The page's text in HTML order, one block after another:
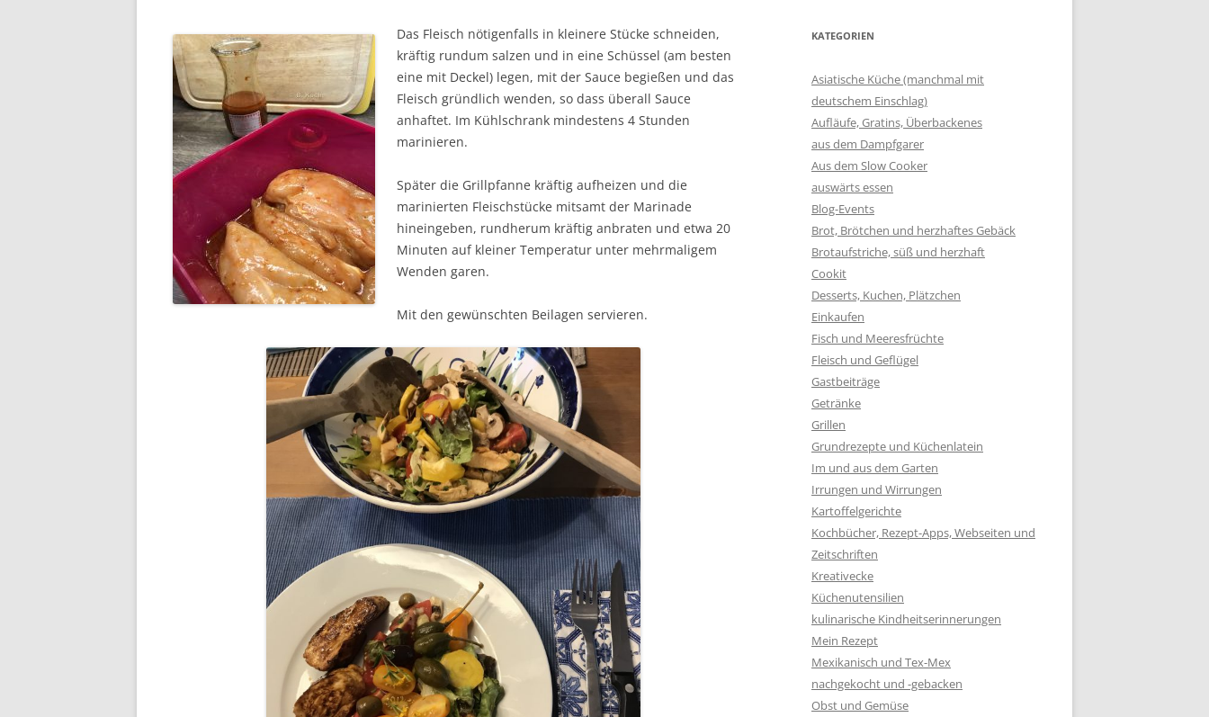
Das Fleisch nötigenfalls in kleinere Stücke schneiden,
kräftig rundum salzen und in eine Schüssel (am besten
eine mit Deckel) legen, mit der Sauce begießen und das
Fleisch gründlich wenden, so dass überall Sauce
anhaftet. Im Kühlschrank mindestens 4 Stunden
marinieren.
Später die Grillpfanne kräftig aufheizen und die
marinierten Fleischstücke mitsamt der Marinade
hineingeben, rundherum kräftig anbraten und etwa 20
Minuten auf kleiner Temperatur unter mehrmaligem
Wenden garen.
Mit den gewünschten Beilagen servieren.
KATEGORIEN
Asiatische Küche (manchmal mit
deutschem Einschlag)
Aufläufe, Gratins, Überbackenes
aus dem Dampfgarer
Aus dem Slow Cooker
auswärts essen
Blog-Events
Brot, Brötchen und herzhaftes Gebäck
Brotaufstriche, süß und herzhaft
Cookit
Desserts, Kuchen, Plätzchen
Einkaufen
Fisch und Meeresfrüchte
Fleisch und Geflügel
Gastbeiträge
Getränke
Grillen
Grundrezepte und Küchenlatein
Im und aus dem Garten
Irrungen und Wirrungen
Kartoffelgerichte
Kochbücher, Rezept-Apps, Webseiten und
Zeitschriften
Kreativecke
Küchenutensilien
kulinarische Kindheitserinnerungen
Mein Rezept
Mexikanisch und Tex-Mex
nachgekocht und -gebacken
Obst und Gemüse